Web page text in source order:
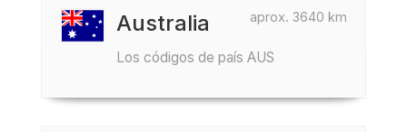
aprox. 3640 km
Australia
Los códigos de país AUS